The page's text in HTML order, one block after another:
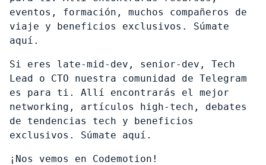
eventos, formación, muchos compañeros de
viaje y beneficios exclusivos. Súmate
aquí.
Si eres late-mid-dev, senior-dev, Tech
Lead o CTO nuestra comunidad de Telegram
es para ti. Allí encontrarás el mejor
networking, artículos high-tech, debates
de tendencias tech y beneficios
exclusivos. Súmate aquí.
¡Nos vemos en Codemotion!